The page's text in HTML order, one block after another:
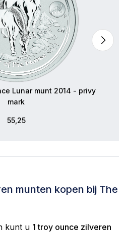
Lunar munt 2014 - privy
mark
55,25
munten kopen bij The
kunt u 1 troy ounce zilveren